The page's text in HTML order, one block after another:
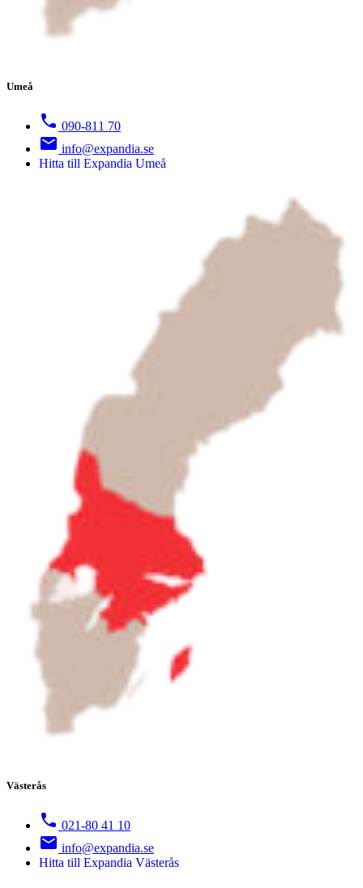
Umeå
090-811 70
info@expandia.se
Hitta till Expandia Umeå
Västerås
021-80 41 10
info@expandia.se
Hitta till Expandia Västerås